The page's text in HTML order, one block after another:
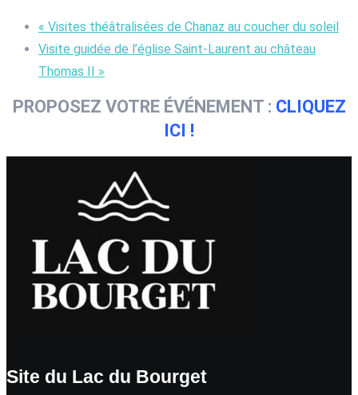
« Visites théâtralisées de Chanaz au coucher du soleil
Visite guidée de l’église Saint-Laurent au château
Thomas II »
PROPOSEZ VOTRE ÉVÉNEMENT : CLIQUEZ
ICI !
Site du Lac du Bourget